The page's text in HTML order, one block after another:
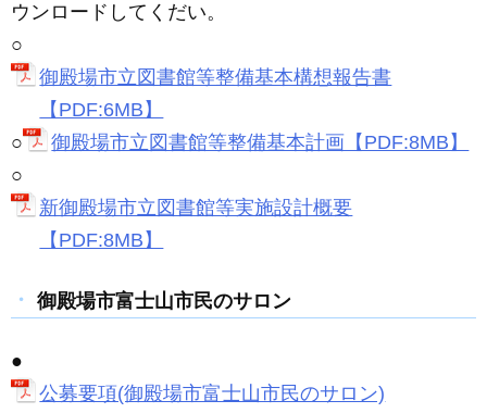
ウンロードしてくだい。
○
御殿場市立図書館等整備基本構想報告書
【PDF:6MB】
○
御殿場市立図書館等整備基本計画【PDF:8MB】
○
新御殿場市立図書館等実施設計概要
【PDF:8MB】
御殿場市富士山市民のサロン
●
公募要項(御殿場市富士山市民のサロン)